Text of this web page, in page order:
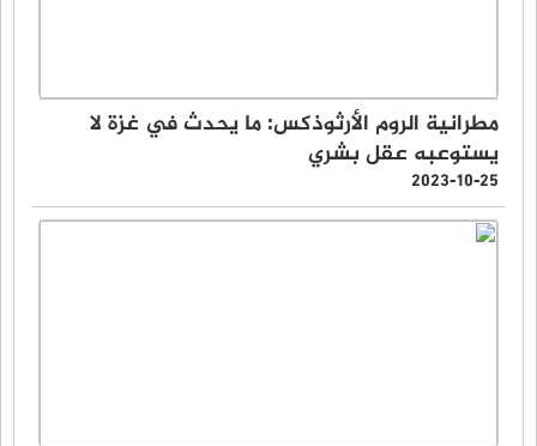
مطرانية الروم الأرثوذكس: ما يحدث في غزة لا
يستوعبه عقل بشري
2023-10-25